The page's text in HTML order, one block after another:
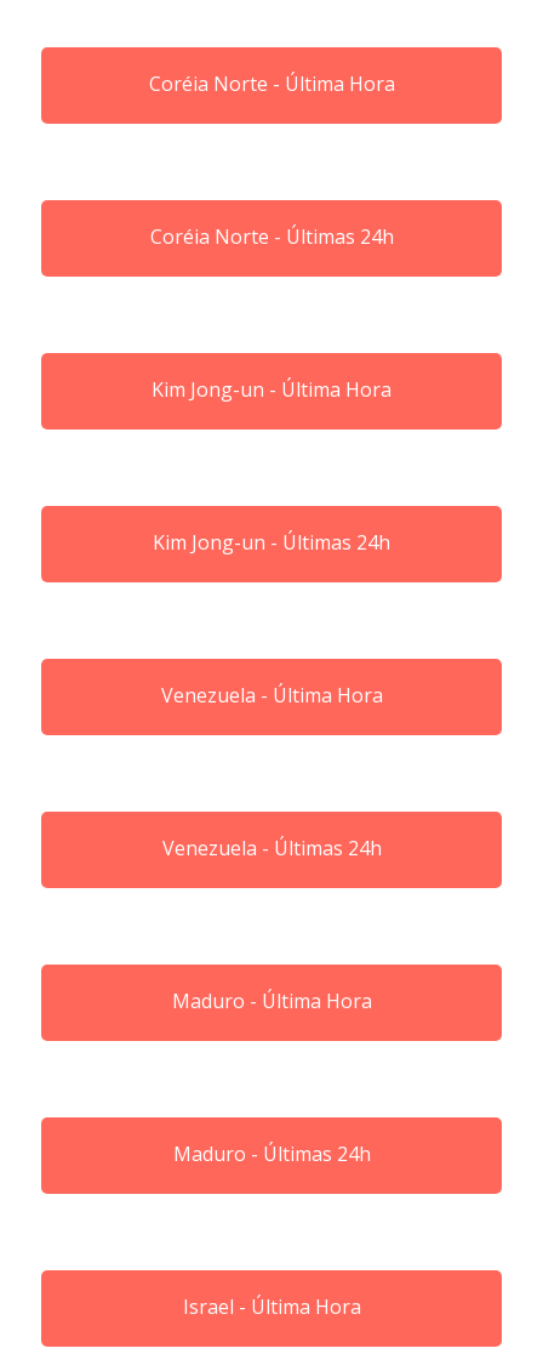
Coréia Norte - Última Hora
Coréia Norte - Últimas 24h
Kim Jong-un - Última Hora
Kim Jong-un - Últimas 24h
Venezuela - Última Hora
Venezuela - Últimas 24h
Maduro - Última Hora
Maduro - Últimas 24h
Israel - Última Hora